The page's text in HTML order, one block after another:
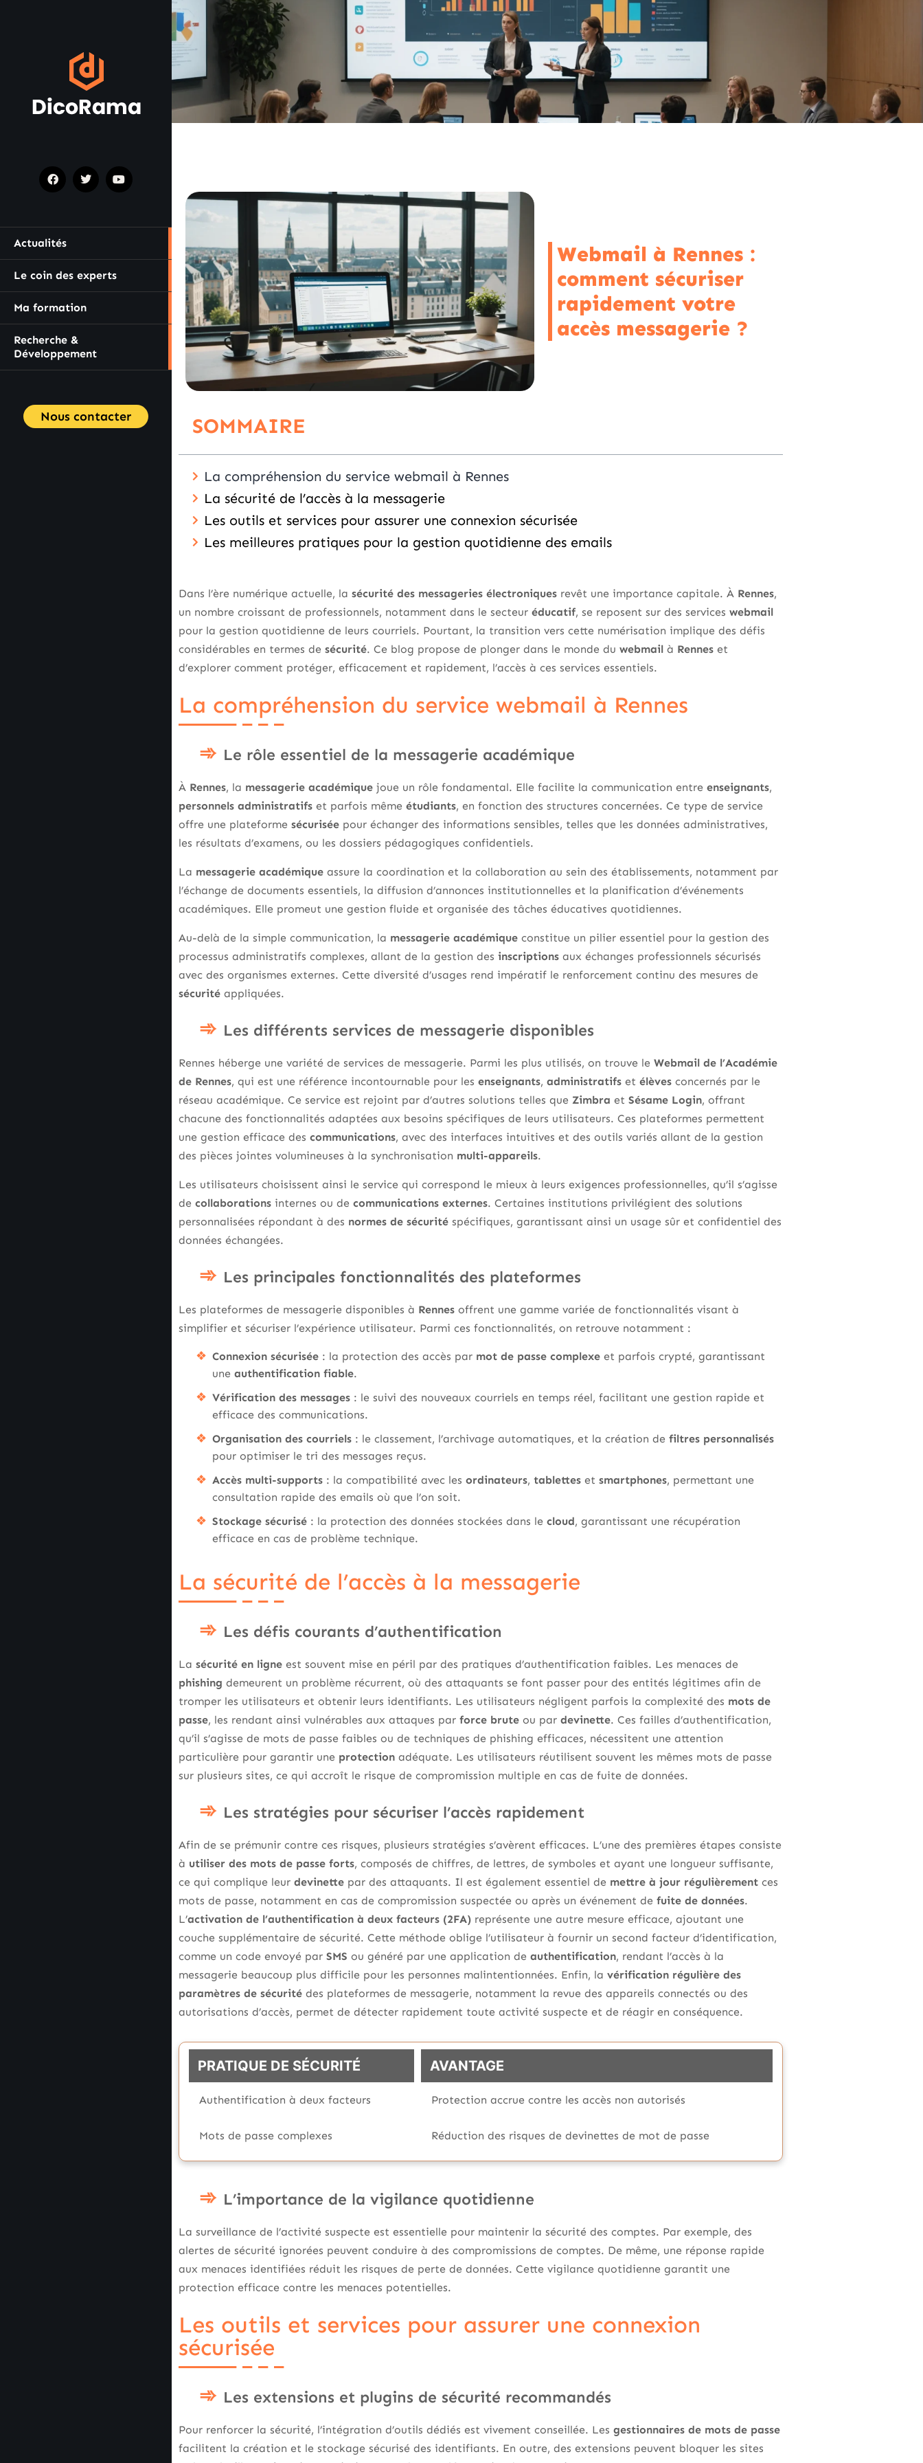
Actualités
Le coin des experts
Ma formation
Recherche &
Développement
Nous contacter
Webmail à Rennes :
comment sécuriser
rapidement votre
accès messagerie ?
SOMMAIRE
La compréhension du service webmail à Rennes
La sécurité de l’accès à la messagerie
Les outils et services pour assurer une connexion sécurisée
Les meilleures pratiques pour la gestion quotidienne des emails
Dans l’ère numérique actuelle, la sécurité des messageries électroniques revêt une importance capitale. À Rennes,
un nombre croissant de professionnels, notamment dans le secteur éducatif, se reposent sur des services webmail
pour la gestion quotidienne de leurs courriels. Pourtant, la transition vers cette numérisation implique des défis
considérables en termes de sécurité. Ce blog propose de plonger dans le monde du webmail à Rennes et
d’explorer comment protéger, efficacement et rapidement, l’accès à ces services essentiels.
La compréhension du service webmail à Rennes
Le rôle essentiel de la messagerie académique
À Rennes, la messagerie académique joue un rôle fondamental. Elle facilite la communication entre enseignants,
personnels administratifs et parfois même étudiants, en fonction des structures concernées. Ce type de service
offre une plateforme sécurisée pour échanger des informations sensibles, telles que les données administratives,
les résultats d’examens, ou les dossiers pédagogiques confidentiels.
La messagerie académique assure la coordination et la collaboration au sein des établissements, notamment par
l’échange de documents essentiels, la diffusion d’annonces institutionnelles et la planification d’événements
académiques. Elle promeut une gestion fluide et organisée des tâches éducatives quotidiennes.
Au-delà de la simple communication, la messagerie académique constitue un pilier essentiel pour la gestion des
processus administratifs complexes, allant de la gestion des inscriptions aux échanges professionnels sécurisés
avec des organismes externes. Cette diversité d’usages rend impératif le renforcement continu des mesures de
sécurité appliquées.
Les différents services de messagerie disponibles
Rennes héberge une variété de services de messagerie. Parmi les plus utilisés, on trouve le Webmail de l’Académie
de Rennes, qui est une référence incontournable pour les enseignants, administratifs et élèves concernés par le
réseau académique. Ce service est rejoint par d’autres solutions telles que Zimbra et Sésame Login, offrant
chacune des fonctionnalités adaptées aux besoins spécifiques de leurs utilisateurs. Ces plateformes permettent
une gestion efficace des communications, avec des interfaces intuitives et des outils variés allant de la gestion
des pièces jointes volumineuses à la synchronisation multi-appareils.
Les utilisateurs choisissent ainsi le service qui correspond le mieux à leurs exigences professionnelles, qu’il s’agisse
de collaborations internes ou de communications externes. Certaines institutions privilégient des solutions
personnalisées répondant à des normes de sécurité spécifiques, garantissant ainsi un usage sûr et confidentiel des
données échangées.
Les principales fonctionnalités des plateformes
Les plateformes de messagerie disponibles à Rennes offrent une gamme variée de fonctionnalités visant à
simplifier et sécuriser l’expérience utilisateur. Parmi ces fonctionnalités, on retrouve notamment :
Connexion sécurisée : la protection des accès par mot de passe complexe et parfois crypté, garantissant
une authentification fiable.
Vérification des messages : le suivi des nouveaux courriels en temps réel, facilitant une gestion rapide et
efficace des communications.
Organisation des courriels : le classement, l’archivage automatiques, et la création de filtres personnalisés
pour optimiser le tri des messages reçus.
Accès multi-supports : la compatibilité avec les ordinateurs, tablettes et smartphones, permettant une
consultation rapide des emails où que l’on soit.
Stockage sécurisé : la protection des données stockées dans le cloud, garantissant une récupération
efficace en cas de problème technique.
La sécurité de l’accès à la messagerie
Les défis courants d’authentification
La sécurité en ligne est souvent mise en péril par des pratiques d’authentification faibles. Les menaces de
phishing demeurent un problème récurrent, où des attaquants se font passer pour des entités légitimes afin de
tromper les utilisateurs et obtenir leurs identifiants. Les utilisateurs négligent parfois la complexité des mots de
passe, les rendant ainsi vulnérables aux attaques par force brute ou par devinette. Ces failles d’authentification,
qu’il s’agisse de mots de passe faibles ou de techniques de phishing efficaces, nécessitent une attention
particulière pour garantir une protection adéquate. Les utilisateurs réutilisent souvent les mêmes mots de passe
sur plusieurs sites, ce qui accroît le risque de compromission multiple en cas de fuite de données.
Les stratégies pour sécuriser l’accès rapidement
Afin de se prémunir contre ces risques, plusieurs stratégies s’avèrent efficaces. L’une des premières étapes consiste
à utiliser des mots de passe forts, composés de chiffres, de lettres, de symboles et ayant une longueur suffisante,
ce qui complique leur devinette par des attaquants. Il est également essentiel de mettre à jour régulièrement ces
mots de passe, notamment en cas de compromission suspectée ou après un événement de fuite de données.
L’activation de l’authentification à deux facteurs (2FA) représente une autre mesure efficace, ajoutant une
couche supplémentaire de sécurité. Cette méthode oblige l’utilisateur à fournir un second facteur d’identification,
comme un code envoyé par SMS ou généré par une application de authentification, rendant l’accès à la
messagerie beaucoup plus difficile pour les personnes malintentionnées. Enfin, la vérification régulière des
paramètres de sécurité des plateformes de messagerie, notamment la revue des appareils connectés ou des
autorisations d’accès, permet de détecter rapidement toute activité suspecte et de réagir en conséquence.
PRATIQUE DE SÉCURITÉ AVANTAGE
Authentification à deux facteurs Protection accrue contre les accès non autorisés
Mots de passe complexes Réduction des risques de devinettes de mot de passe
L’importance de la vigilance quotidienne
La surveillance de l’activité suspecte est essentielle pour maintenir la sécurité des comptes. Par exemple, des
alertes de sécurité ignorées peuvent conduire à des compromissions de comptes. De même, une réponse rapide
aux menaces identifiées réduit les risques de perte de données. Cette vigilance quotidienne garantit une
protection efficace contre les menaces potentielles.
Les outils et services pour assurer une connexion
sécurisée
Les extensions et plugins de sécurité recommandés
Pour renforcer la sécurité, l’intégration d’outils dédiés est vivement conseillée. Les gestionnaires de mots de passe
facilitent la création et le stockage sécurisé des identifiants. En outre, des extensions peuvent bloquer les sites